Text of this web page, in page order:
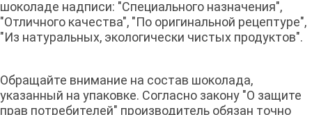
шоколаде надписи: "Специального назначения",
"Отличного качества", "По оригинальной рецептуре",
"Из натуральных, экологически чистых продуктов".
Обращайте внимание на состав шоколада,
указанный на упаковке. Согласно закону "О защите
прав потребителей" производитель обязан точно